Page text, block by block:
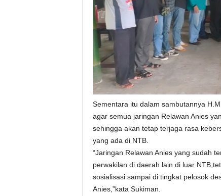
Sementara itu dalam sambutannya
agar semua jaringan Relawan Anies
sehingga akan tetap terjaga rasa
yang ada di NTB.
“Jaringan Relawan Anies yang sudah
perwakilan di daerah lain di luar
sosialisasi sampai di tingkat pelosok
Anies,”kata Sukiman.